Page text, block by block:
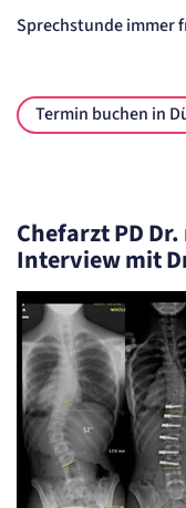
Sprechstunde immer
Termin buchen in
Chefarzt PD
Interview mit
Anbieter:
etracker GmbH
Cookie Laufzeit:
2 Jahre
Anbieter:
etracker GmbH
Es erlaubt eTracker Cookies zu
Cookie Laufzeit:
480 Tage
etracker
Name:
isSdEnabled
Anbieter:
etracker GmbH